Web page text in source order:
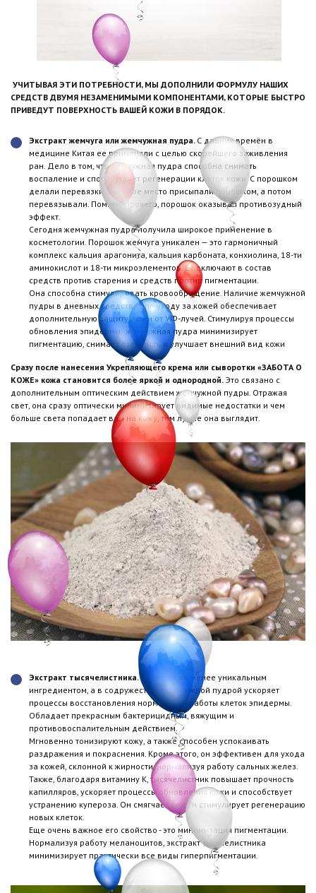
УЧИТЫВАЯ ЭТИ ПОТРЕБНОСТИ, МЫ ДОПОЛНИЛИ ФОРМУЛУ НАШИХ
СРЕДСТВ ДВУМЯ НЕЗАМЕНИМЫМИ КОМПОНЕНТАМИ, КОТОРЫЕ БЫСТРО
ПРИВЕДУТ ПОВЕРХНОСТЬ ВАШЕЙ КОЖИ В ПОРЯДОК.
Экстракт жемчуга или жемчужная пудра. С давних времён в
медицине Китая ее применяли с целью скорейшего заживления
ран. Дело в том, что жемчужная пудра способна снимать
воспаление и способствует регенерации клеток кожи. С порошком
делали перевязки: больное место присыпали порошком, а потом
перевязывали. Помимо прочего, порошок оказывал противозудный
эффект.
Сегодня жемчужная пудра получила широкое применение в
косметологии. Порошок жемчуга уникален — это гармоничный
комплекс кальция арагонита, кальция карбоната, конхиолина, 18-ти
аминокислот и 18-ти микроэлементов. Её включают в состав
средств против старения и средств против пигментации.
Она способна стимулировать кровообращение. Наличие жемчужной
пудры в дневных средствах по уходу за кожей обеспечивает
дополнительную защиту кожи от УФ-лучей. Стимулируя процессы
обновления эпидермы, жемчужная пудра минимизирует
пигментацию, снимает отечность и улучшает внешний вид кожи
Сразу после нанесения Укрепляющего крема или сыворотки «ЗАБОТА О
КОЖЕ» кожа становится более яркой и однородной. Это связано с
дополнительным оптическим действием жемчужной пудры. Отражая
свет, она сразу оптически минимизирует видимые недостатки и чем
больше света попадает вам на кожу, тем лучше она выглядит.
Экстракт тысячелистника.Является не менее уникальным
ингредиентом, а в содружестве с жемчужной пудрой ускоряет
процессы восстановления нормальной работы клеток эпидермы.
Обладает прекрасным бактерицидным, вяжущим и
противовоспалительным действием.
Мгновенно тонизируют кожу, а также способен успокаивать
раздражения и покраснения. Кроме этого, он эффективен для ухода
за кожей, склонной к жирности, нормализуя работу сальных желез.
Также, благодаря витамину К, тысячелистник повышает прочность
капилляров, ускоряет процессы обновления кожи и способствует
устранению купероза. Он смягчает кожу и стимулирует регенерацию
новых клеток.
Еще очень важное его свойство - это минимизация пигментации.
Нормализуя работу меланоцитов, экстракт тысячелистника
минимизирует практически все виды гиперпигментации.